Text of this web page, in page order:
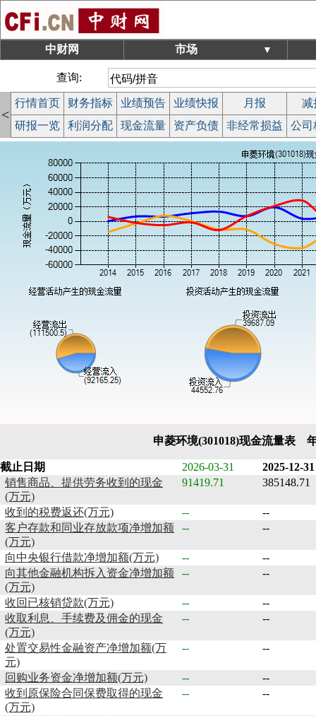
中财网 市场 ▼
查询:
<
行情首页 财务指标 业绩预告 业绩快报 月报
减
研报一览
利润分配 现金流量 资产负债 非经常损益 公司
申菱环境(301018)现金流量表
截止日期 2026-03-31
2025-12-31
销售商品、提供劳务收到的现金
(万元)
91419.71 385148.71
收到的税费返还(万元) --
--
客户存款和同业存放款项净增加额
(万元)
-- --
向中央银行借款净增加额(万元) --
--
向其他金融机构拆入资金净增加额
(万元)
-- --
收回已核销贷款(万元) --
--
收取利息、手续费及佣金的现金
(万元)
-- --
处置交易性金融资产净增加额(万
元)
-- --
回购业务资金净增加额(万元) --
--
收到原保险合同保费取得的现金
(万元)
-- --